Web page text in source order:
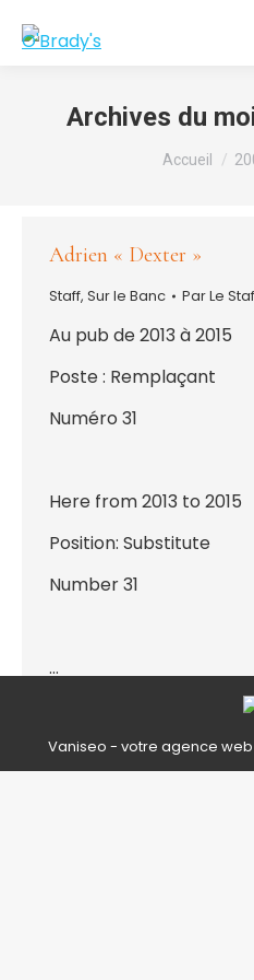
Archives du
Vous êtes
Accueil
Adrien « Dexter »
Staff, Sur le Banc ParLe
Au pub de 2013 à 2015
Poste : Remplaçant
Numéro 31
Here from 2013 to 2015
Position: Substitute
Number 31
…
Vaniseo - votre agence